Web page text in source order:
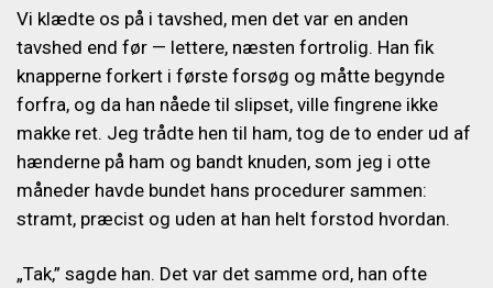
Vi klædte os på i tavshed, men det var en anden
tavshed end før — lettere, næsten fortrolig. Han fik
knapperne forkert i første forsøg og måtte begynde
forfra, og da han nåede til slipset, ville fingrene ikke
makke ret. Jeg trådte hen til ham, tog de to ender ud af
hænderne på ham og bandt knuden, som jeg i otte
måneder havde bundet hans procedurer sammen:
stramt, præcist og uden at han helt forstod hvordan.
„Tak,” sagde han. Det var det samme ord, han ofte